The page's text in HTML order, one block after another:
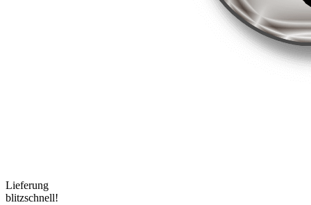
Lieferung
blitzschnell!